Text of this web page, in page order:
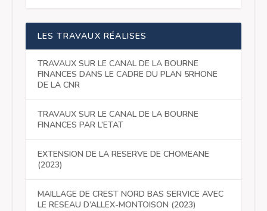
LES TRAVAUX RÉALISES
TRAVAUX SUR LE CANAL DE LA BOURNE
FINANCES DANS LE CADRE DU PLAN 5RHONE
DE LA CNR
TRAVAUX SUR LE CANAL DE LA BOURNE
FINANCES PAR L’ETAT
EXTENSION DE LA RESERVE DE CHOMEANE
(2023)
MAILLAGE DE CREST NORD BAS SERVICE AVEC
LE RESEAU D’ALLEX-MONTOISON (2023)